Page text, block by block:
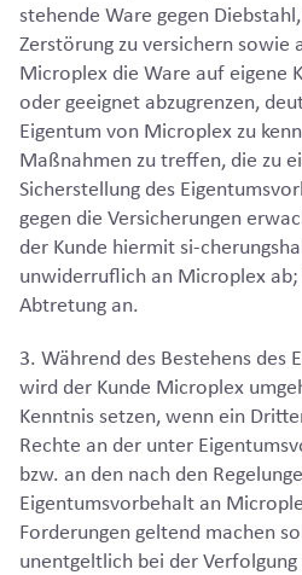
stehende Ware gegen
Zerstörung zu versichern sowie
Microplex die Ware auf eigene
oder geeignet abzugrenzen,
Eigentum von Microplex zu
Maßnahmen zu treffen, die zu
Sicherstellung des
gegen die Versicherungen
der Kunde hiermit si-
unwiderruflich an Microplex
Abtretung an.
3. Während des Bestehens des
wird der Kunde Microplex
Kenntnis setzen, wenn ein
Rechte an der unter
bzw. an den nach den
Eigentumsvorbehalt an
Forderungen geltend machen
unentgeltlich bei der